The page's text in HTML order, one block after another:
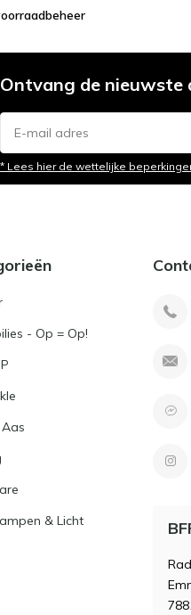
Ontvang de nieuwste
* Lees hier de wettelijke
- Op = Op!
& Licht